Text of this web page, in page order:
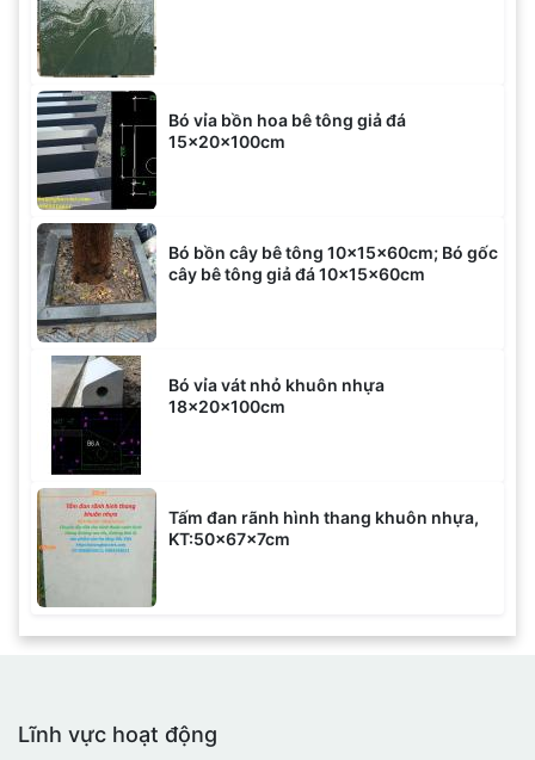
Bó vỉa bồn hoa bê tông giả đá
15x20x100cm
Bó bồn cây bê tông 10x15x60cm; Bó gốc
cây bê tông giả đá 10x15x60cm
Bó vỉa vát nhỏ khuôn nhựa
18x20x100cm
Tấm đan rãnh hình thang khuôn nhựa,
KT:50x67x7cm
Lĩnh vực hoạt động